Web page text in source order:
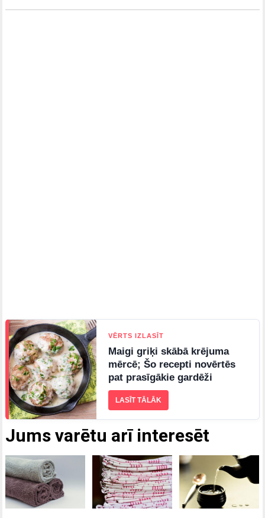
Jums varētu arī interesēt
VĒRTS IZLASĪT
Maigi griķi skābā krējuma
mērcē; Šo recepti novērtēs
pat prasīgākie gardēži
LASĪT TĀLĀK